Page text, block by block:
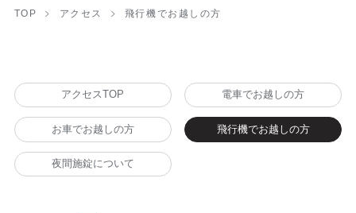
TOP アクセス 飛行機でお越しの方
アクセスTOP 電車でお越しの方
お車でお越しの方 飛行機でお越しの方
夜間施錠について